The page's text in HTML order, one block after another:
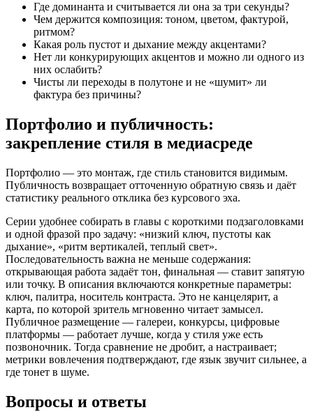
Где доминанта и считывается ли она за три секунды?
Чем держится композиция: тоном, цветом, фактурой,
ритмом?
Какая роль пустот и дыхание между акцентами?
Нет ли конкурирующих акцентов и можно ли одного из
них ослабить?
Чисты ли переходы в полутоне и не «шумит» ли
фактура без причины?
Портфолио и публичность:
закрепление стиля в медиасреде
Портфолио — это монтаж, где стиль становится видимым.
Публичность возвращает отточенную обратную связь и даёт
статистику реального отклика без курсового эха.
Серии удобнее собирать в главы с короткими подзаголовками
и одной фразой про задачу: «низкий ключ, пустоты как
дыхание», «ритм вертикалей, теплый свет».
Последовательность важна не меньше содержания:
открывающая работа задаёт тон, финальная — ставит запятую
или точку. В описания включаются конкретные параметры:
ключ, палитра, носитель контраста. Это не канцелярит, а
карта, по которой зритель мгновенно читает замысел.
Публичное размещение — галереи, конкурсы, цифровые
платформы — работает лучше, когда у стиля уже есть
позвоночник. Тогда сравнение не дробит, а настраивает;
метрики вовлечения подтверждают, где язык звучит сильнее, а
где тонет в шуме.
Вопросы и ответы